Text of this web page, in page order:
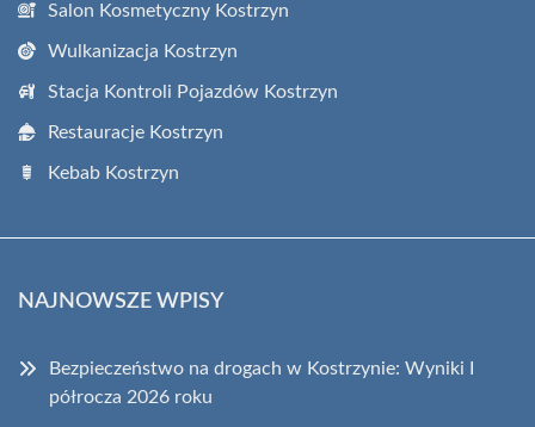
Salon Kosmetyczny Kostrzyn
Wulkanizacja Kostrzyn
Stacja Kontroli Pojazdów Kostrzyn
Restauracje Kostrzyn
Kebab Kostrzyn
NAJNOWSZE WPISY
Bezpieczeństwo na drogach w Kostrzynie: Wyniki I
półrocza 2026 roku